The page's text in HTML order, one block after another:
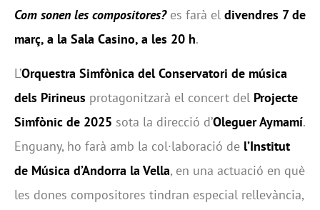
Com sonen les compositores?es farà el divendres 7 de
març, a la Sala Casino, a les 20 h.
L’Orquestra Simfònica del Conservatori de música
dels Pirineus protagonitzarà el concert del Projecte
Simfònic de 2025 sota la direcció d’Oleguer Aymamí.
Enguany, ho farà amb la col·laboració de l’Institut
de Música d’Andorra la Vella, en una actuació en què
les dones compositores tindran especial rellevància,